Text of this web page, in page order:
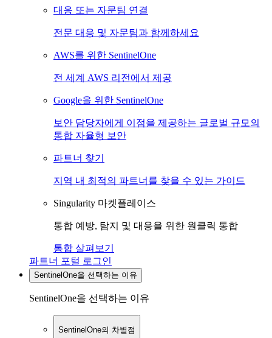
대응 또는 자문팀 연결
전문 대응 및 자문팀과 함께하세요
AWS를 위한 SentinelOne
전 세계 AWS 리전에서 제공
Google을 위한 SentinelOne
보안 담당자에게 이점을 제공하는 글로벌 규모의
통합 자율형 보안
파트너 찾기
지역 내 최적의 파트너를 찾을 수 있는 가이드
Singularity 마켓플레이스
통합 예방, 탐지 및 대응을 위한 원클릭 통합
통합 살펴보기
파트너 포털 로그인
SentinelOne을 선택하는 이유
SentinelOne을 선택하는 이유
SentinelOne의 차별점